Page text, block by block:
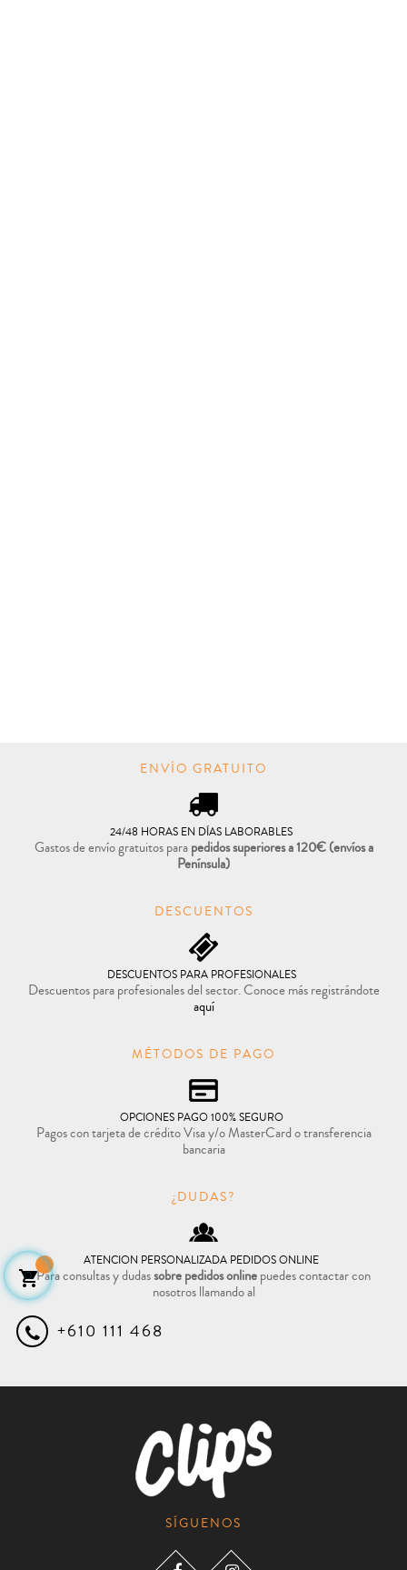
ENVÍO GRATUITO
24/48 HORAS EN DÍAS LABORABLES
Gastos de envío gratuitos parapedidos superiores a 120€(envíos a
Península)
DESCUENTOS
DESCUENTOS PARA PROFESIONALES
Descuentos para profesionales del sector. Conoce más registrándote
aquí
MÉTODOS DE PAGO
OPCIONES PAGO 100% SEGURO
Pagos con tarjeta de crédito Visa y/o MasterCard o transferencia
bancaria
¿DUDAS?
ATENCION PERSONALIZADA PEDIDOS ONLINE
Para consultas y dudassobre pedidos onlinepuedes contactar con
nosotros llamando al
+610 111 468
SÍGUENOS
